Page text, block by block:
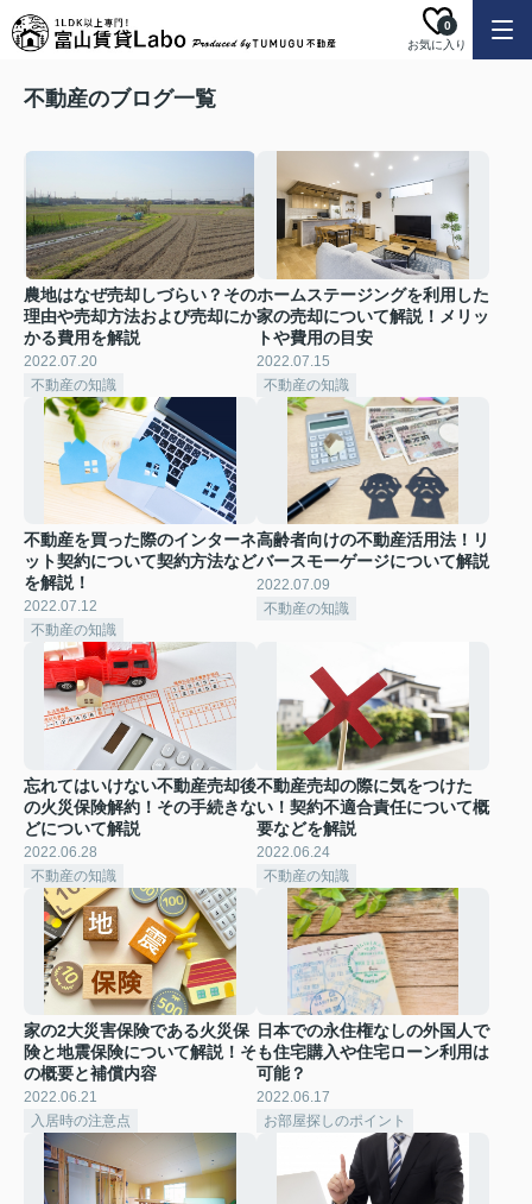
お気に入り
0
不動産のブログ一覧
農地はなぜ売却しづらい？その
理由や売却方法および売却にか
かる費用を解説
2022.07.20
不動産の知識
ホームステージングを利用した
家の売却について解説！メリッ
トや費用の目安
2022.07.15
不動産の知識
不動産を買った際のインターネ
ット契約について契約方法など
を解説！
2022.07.12
不動産の知識
高齢者向けの不動産活用法！リ
バースモーゲージについて解説
2022.07.09
不動産の知識
忘れてはいけない不動産売却後
の火災保険解約！その手続きな
どについて解説
2022.06.28
不動産の知識
不動産売却の際に気をつけた
い！契約不適合責任について概
要などを解説
2022.06.24
不動産の知識
家の2大災害保険である火災保
険と地震保険について解説！そ
の概要と補償内容
2022.06.21
入居時の注意点
日本での永住権なしの外国人で
も住宅購入や住宅ローン利用は
可能？
2022.06.17
お部屋探しのポイント